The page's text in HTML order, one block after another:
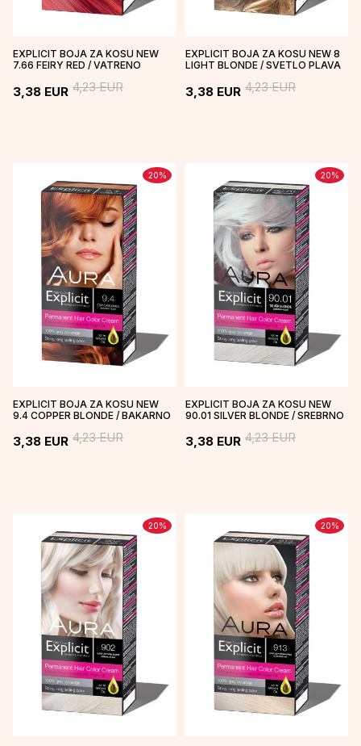
EXPLICIT BOJA ZA KOSU NEW
7.66 FEIRY RED / VATRENO
3,38 EUR 4,23EUR
EXPLICIT BOJA ZA KOSU NEW 8
LIGHT BLONDE / SVETLO PLAVA
3,38 EUR 4,23EUR
20%
EXPLICIT BOJA ZA KOSU NEW
9.4 COPPER BLONDE / BAKARNO
3,38 EUR 4,23EUR
20%
EXPLICIT BOJA ZA KOSU NEW
90.01 SILVER BLONDE / SREBRNO
3,38 EUR 4,23EUR
20% 20%